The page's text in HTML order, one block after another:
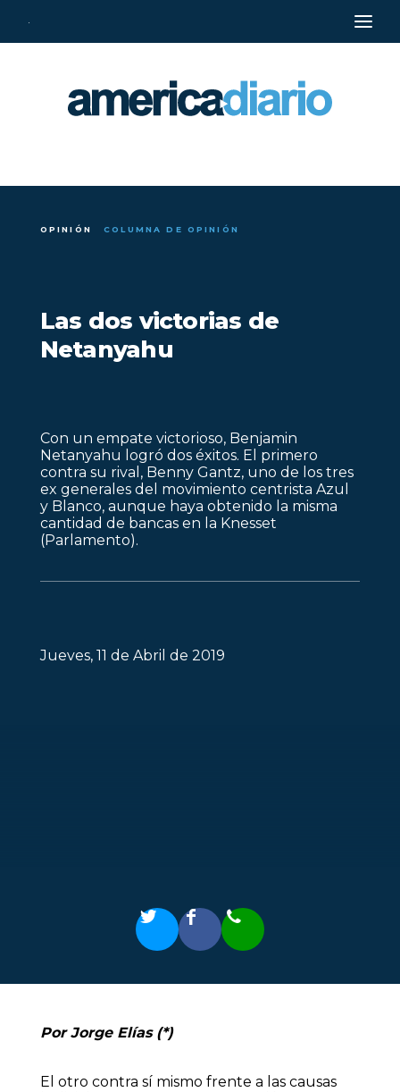
·
OPINIÓN COLUMNA DE OPINIÓN
Las dos victorias de
Netanyahu
Con un empate victorioso, Benjamin
Netanyahu logró dos éxitos. El primero
contra su rival, Benny Gantz, uno de los tres
ex generales del movimiento centrista Azul
y Blanco, aunque haya obtenido la misma
cantidad de bancas en la Knesset
(Parlamento).
Jueves, 11 de Abril de 2019
Por Jorge Elías (*)
El otro contra sí mismo frente a las causas